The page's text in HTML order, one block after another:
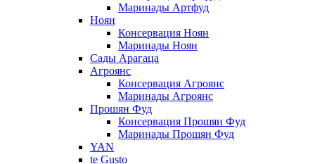
Маринады Артфуд
Ноян
Консервация Ноян
Маринады Ноян
Сады Арагаца
Агроянс
Консервация Агроянс
Маринады Агроянс
Прошян Фуд
Консервация Прошян Фуд
Маринады Прошян Фуд
YAN
te Gusto